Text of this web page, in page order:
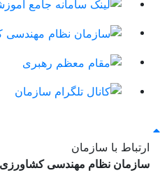
ارتباط با سازمان
سازمان نظام مهندسی